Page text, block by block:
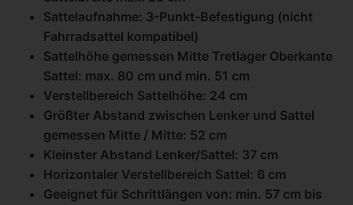
Sattelaufnahme: 3-Punkt-Befestigung (nicht
Fahrradsattel kompatibel)
Sattelhöhe gemessen Mitte Tretlager Oberkante
Sattel: max. 80 cm und min. 51 cm
Verstellbereich Sattelhöhe: 24 cm
Größter Abstand zwischen Lenker und Sattel
gemessen Mitte / Mitte: 52 cm
Kleinster Abstand Lenker/Sattel: 37 cm
Horizontaler Verstellbereich Sattel: 6 cm
Geeignet für Schrittlängen von: min. 57 cm bis